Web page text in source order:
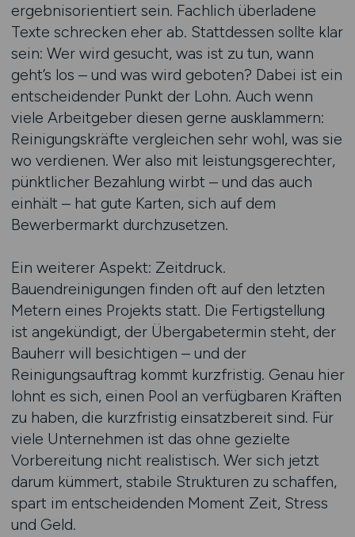
ergebnisorientiert sein. Fachlich überladene
Texte schrecken eher ab. Stattdessen sollte klar
sein: Wer wird gesucht, was ist zu tun, wann
geht’s los – und was wird geboten? Dabei ist ein
entscheidender Punkt der Lohn. Auch wenn
viele Arbeitgeber diesen gerne ausklammern:
Reinigungskräfte vergleichen sehr wohl, was sie
wo verdienen. Wer also mit leistungsgerechter,
pünktlicher Bezahlung wirbt – und das auch
einhält – hat gute Karten, sich auf dem
Bewerbermarkt durchzusetzen.
Ein weiterer Aspekt: Zeitdruck.
Bauendreinigungen finden oft auf den letzten
Metern eines Projekts statt. Die Fertigstellung
ist angekündigt, der Übergabetermin steht, der
Bauherr will besichtigen – und der
Reinigungsauftrag kommt kurzfristig. Genau hier
lohnt es sich, einen Pool an verfügbaren Kräften
zu haben, die kurzfristig einsatzbereit sind. Für
viele Unternehmen ist das ohne gezielte
Vorbereitung nicht realistisch. Wer sich jetzt
darum kümmert, stabile Strukturen zu schaffen,
spart im entscheidenden Moment Zeit, Stress
und Geld.